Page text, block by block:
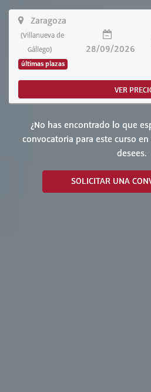
Zaragoza
(Villanueva de
Gállego)
últimas plazas
28/09/2026
VER
¿No has encontrado lo que
convocatoria para este curso
desees.
SOLICITAR UNA